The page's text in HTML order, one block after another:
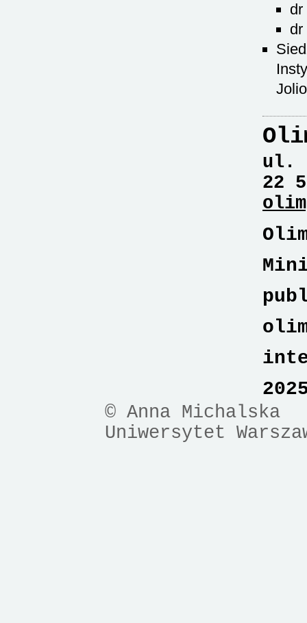
dr
dr
ul.
22
© Anna Michalska
Uniwersytet